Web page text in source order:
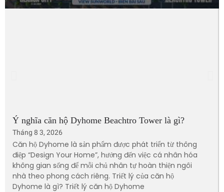
Ý nghĩa căn hộ Dyhome Beachtro Tower là gì?
Tháng 8 3, 2026
Căn hộ Dyhome là sản phẩm được phát triển từ thông
điệp “Design Your Home”, hướng đến việc cá nhân hóa
không gian sống để mỗi chủ nhân tự hoàn thiện ngôi
nhà theo phong cách riêng. Triết lý của căn hộ
Dyhome là gì? Triết lý căn hộ Dyhome